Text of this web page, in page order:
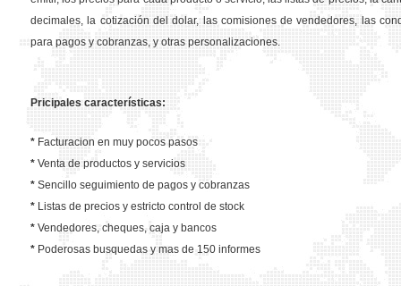
decimales, la cotización del dolar, las comisiones de vendedores, las
para pagos y cobranzas, y otras personalizaciones.
Pricipales características:
* Facturacion en muy pocos pasos
* Venta de productos y servicios
* Sencillo seguimiento de pagos y cobranzas
* Listas de precios y estricto control de stock
* Vendedores, cheques, caja y bancos
* Poderosas busquedas y mas de 150 informes